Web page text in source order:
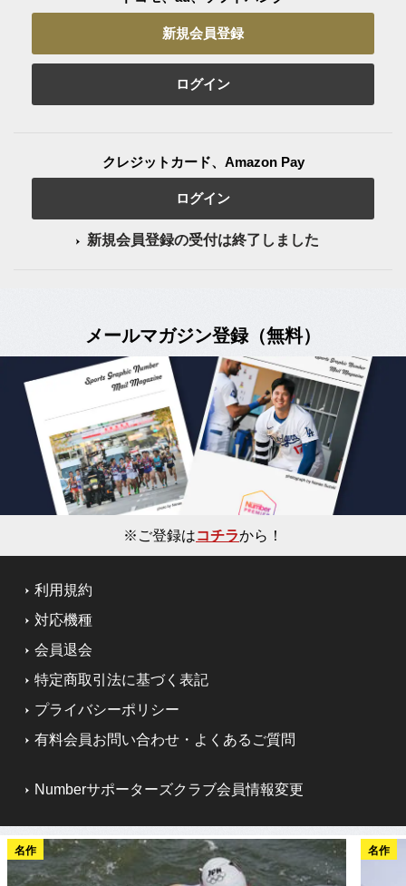
新規会員登録
ログイン
クレジットカード、Amazon Pay
ログイン
新規会員登録の受付は終了しました
メールマガジン登録（無料）
※ご登録はコチラから！
利用規約
対応機種
会員退会
特定商取引法に基づく表記
プライバシーポリシー
有料会員お問い合わせ・よくあるご質問
Numberサポーターズクラブ会員情報変更
名作 名作